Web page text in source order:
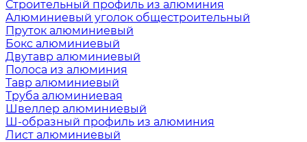
Строительный профиль из алюминия
Алюминиевый уголок общестроительный
Пруток алюминиевый
Бокс алюминиевый
Двутавр алюминиевый
Полоса из алюминия
Тавр алюминиевый
Труба алюминиевая
Швеллер алюминиевый
Ш-образный профиль из алюминия
Лист алюминиевый